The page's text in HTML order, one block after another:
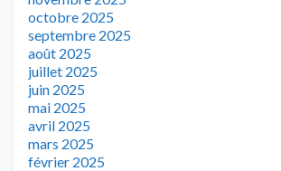
octobre 2025
septembre 2025
août 2025
juillet 2025
juin 2025
mai 2025
avril 2025
mars 2025
février 2025